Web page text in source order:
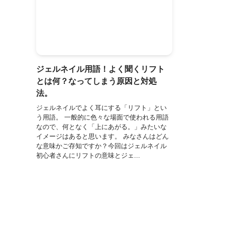
ジェルネイル用語！よく聞くリフト
とは何？なってしまう原因と対処
法。
ジェルネイルでよく耳にする「リフト」とい
う用語。 一般的に色々な場面で使われる用語
なので、何となく「上にあがる。」みたいな
イメージはあると思います。 みなさんはどん
な意味かご存知ですか？今回はジェルネイル
初心者さんにリフトの意味とジェ...